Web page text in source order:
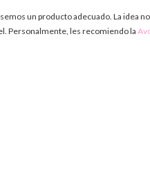
un producto adecuado. La idea
Personalmente, les recomiendo la